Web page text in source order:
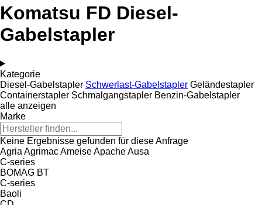
Komatsu FD Diesel-
Gabelstapler
Kategorie
Diesel-Gabelstapler Schwerlast-Gabelstapler Geländestapler
Containerstapler Schmalgangstapler Benzin-Gabelstapler
alle anzeigen
Marke
Keine Ergebnisse gefunden für diese Anfrage
Agria AgrimacAmeiseApacheAusa
C-series
BOMAG BT
C-series
Baoli